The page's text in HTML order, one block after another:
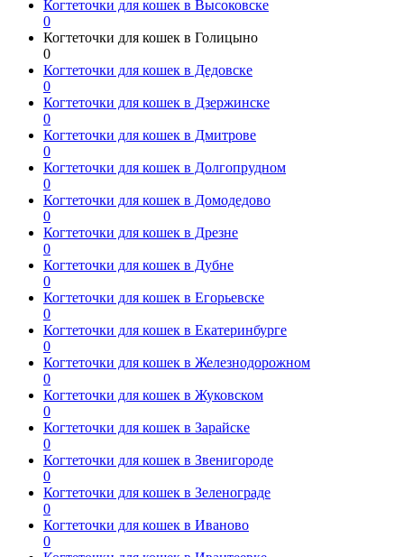
Когтеточки для кошек в Высоковске
0
Когтеточки для кошек в Голицыно
0
Когтеточки для кошек в Дедовске
0
Когтеточки для кошек в Дзержинске
0
Когтеточки для кошек в Дмитрове
0
Когтеточки для кошек в Долгопрудном
0
Когтеточки для кошек в Домодедово
0
Когтеточки для кошек в Дрезне
0
Когтеточки для кошек в Дубне
0
Когтеточки для кошек в Егорьевске
0
Когтеточки для кошек в Екатеринбурге
0
Когтеточки для кошек в Железнодорожном
0
Когтеточки для кошек в Жуковском
0
Когтеточки для кошек в Зарайске
0
Когтеточки для кошек в Звенигороде
0
Когтеточки для кошек в Зеленограде
0
Когтеточки для кошек в Иваново
0